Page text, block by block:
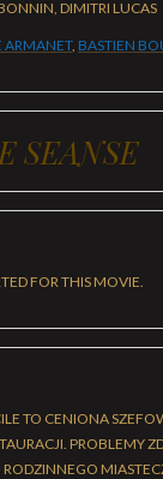
DIMITRI LUCAS
ARMANET, BASTIEN
SEANSE
FOR THIS MOVIE.
TO CENIONA
PROBLEMY